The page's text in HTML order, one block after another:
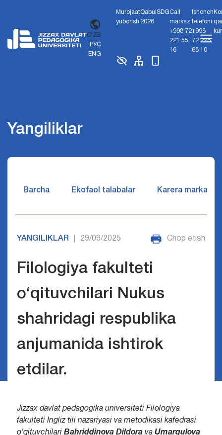
O'ZB
РУС
ENG
Murojaat
yuborish
Qabul
2026
SDGCall
markaz:
+998 72
221 55
16
Ishonch
telefoni:
+998
72 226
68 10
Yangiliklar
Barcha Ekofaol talabalar Karera markazi
YANGILIKLAR 29/09/2025 Chop etish
Filologiya fakulteti
o‘qituvchilari Nukus
shahridagi respublika
anjumanida ishtirok
etdilar.
Jizzax davlat pedagogika universiteti Filologiya
fakulteti Ingliz tili nazariyasi va metodikasi kafedrasi
o‘qituvchilari Bahriddinova Dildorava Umarqulova